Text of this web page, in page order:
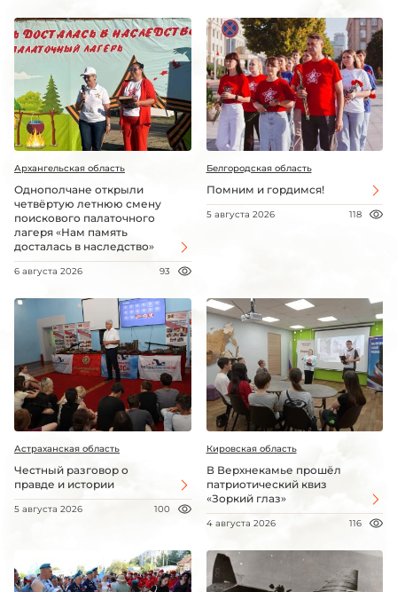
Архангельская область
Однополчане открыли
четвёртую летнюю смену
поискового палаточного
лагеря «Нам память
досталась в наследство»
6 августа 2026 93
Белгородская область
Помним и гордимся!
5 августа 2026 118
Астраханская область
Честный разговор о
правде и истории
5 августа 2026 100
Кировская область
В Верхнекамье прошёл
патриотический квиз
«Зоркий глаз»
4 августа 2026 116